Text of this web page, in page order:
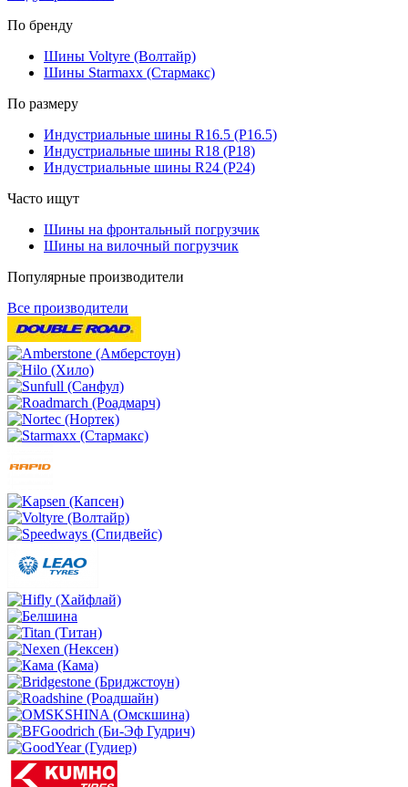
По бренду
Шины Voltyre (Волтайр)
Шины Starmaxx (Стармакс)
По размеру
Индустриальные шины R16.5 (Р16.5)
Индустриальные шины R18 (Р18)
Индустриальные шины R24 (Р24)
Часто ищут
Шины на фронтальный погрузчик
Шины на вилочный погрузчик
Популярные производители
Все производители